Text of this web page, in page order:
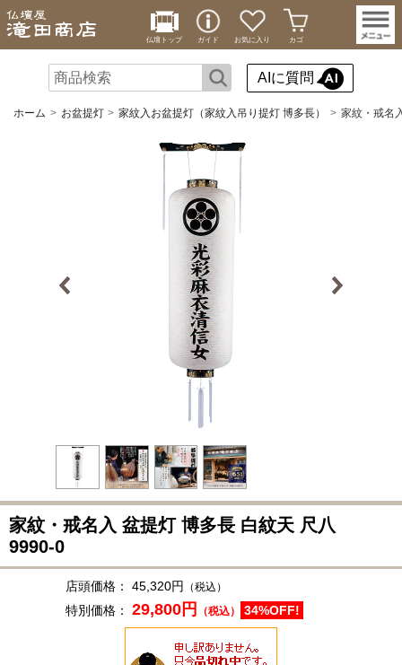
仏壇トップ ガイド お気に入り カゴ
AIに質問
ホーム お盆提灯 家紋入お盆提灯（家紋入吊り提灯 博多長） 家紋・戒名
家紋・戒名入 盆提灯 博多長 白紋天 尺八
9990-0
店頭価格： 45,320円 （税込）
特別価格： 29,800円 （税込） 34%OFF!